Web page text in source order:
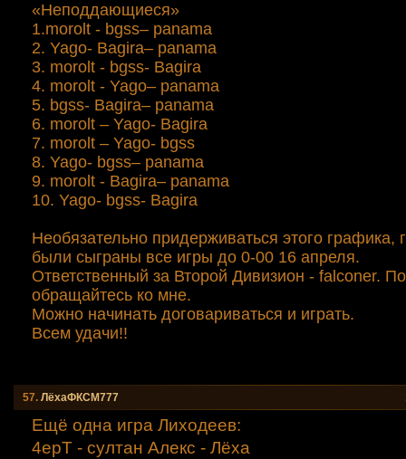
«Неподдающиеся»
1.morolt - bgss– panama
2. Yago- Bagirа– panama
3. morolt - bgss- Bagirа
4. morolt - Yago– panama
5. bgss- Bagirа– panama
6. morolt – Yago- Bagirа
7. morolt – Yago- bgss
8. Yago- bgss– panama
9. morolt - Bagirа– panama
10. Yago- bgss- Bagirа
Необязательно придерживаться этого графика,
были сыграны все игры до 0-00 16 апреля.
Ответственный за Второй Дивизион - falconer.
обращайтесь ко мне.
Можно начинать договариваться и играть.
Всем удачи!!
57. ЛёхаФКСМ777
Ещё одна игра Лиходеев:
4ерТ - султан Алекс - Лёха